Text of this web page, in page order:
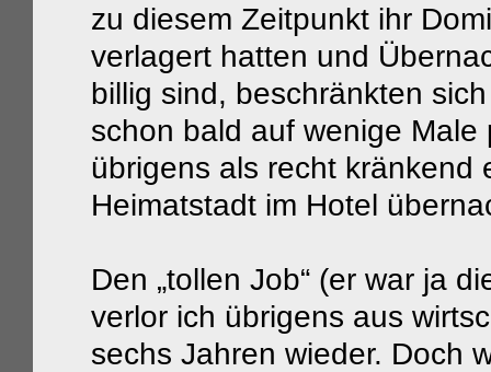
zu diesem Zeitpunkt ihr
verlagert hatten und
billig sind, beschränkten
schon bald auf wenige
übrigens als recht kränkend
Heimatstadt im Hotel
Den „tollen Job“ (er war ja
verlor ich übrigens aus
sechs Jahren wieder. Doch